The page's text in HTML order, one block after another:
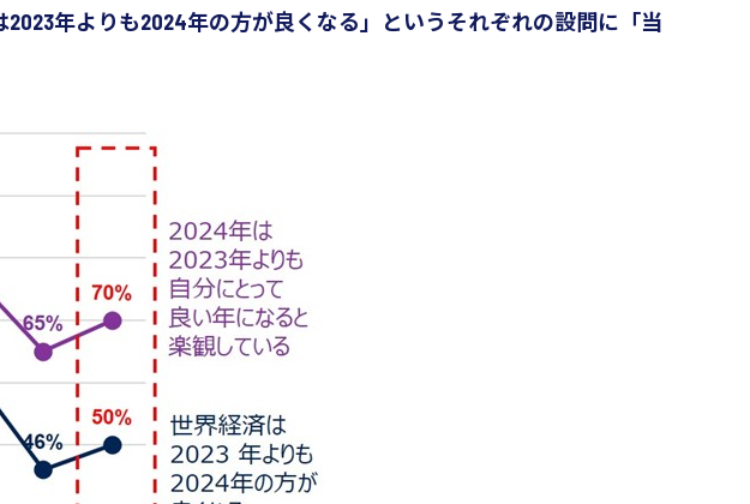
年よりも2024年の方が良くなる」というそれぞれの設問に「当